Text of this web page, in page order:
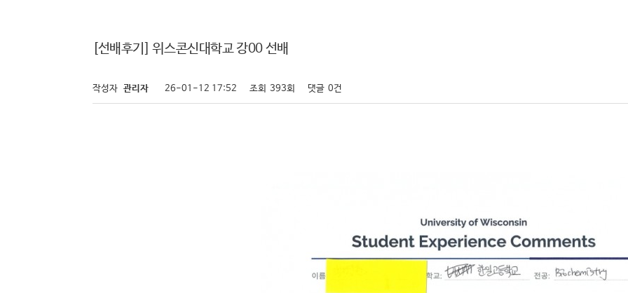
[선배후기] 위스콘신대학교 강00 선배
작성자 관리자 26-01-12 17:52 조회 393회 댓글 0건